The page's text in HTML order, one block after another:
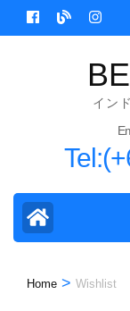
Skip
to
イン
Home > Wishlist